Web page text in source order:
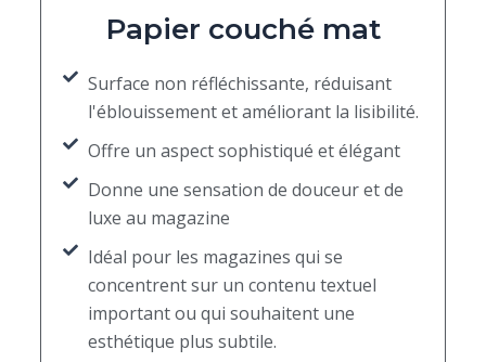
Papier couché mat
Surface non réfléchissante, réduisant
l'éblouissement et améliorant la lisibilité.
Offre un aspect sophistiqué et élégant
Donne une sensation de douceur et de
luxe au magazine
Idéal pour les magazines qui se
concentrent sur un contenu textuel
important ou qui souhaitent une
esthétique plus subtile.